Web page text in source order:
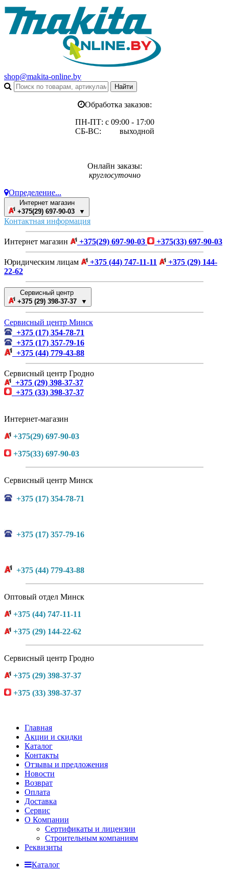
shop@makita-online.by
Обработка заказов:
ПН-ПТ: с 09:00 - 17:00
СБ-ВС: выходной
Онлайн заказы:
круглосуточно
Определение...
Интернет магазин
+375(29) 697-90-03 ▼
Контактная информация
Интернет магазин +375(29) 697-90-03 +375(33) 697-90-03
Юридическим лицам +375 (44) 747-11-11
+375 (29) 144-
22-62
Сервисный центр
+375 (29) 398-37-37 ▼
Сервисный центр Минск
+375 (17) 354-78-71
+375 (17) 357-79-16
+375 (44) 779-43-88
Сервисный центр Гродно
+375 (29) 398-37-37
+375 (33) 398-37-37
Интернет-магазин
+375(29) 697-90-03
+375(33) 697-90-03
Сервисный центр Минск
+375 (17) 354-78-71
+375 (17) 357-79-16
+375 (44) 779-43-88
Оптовый отдел Минск
+375 (44) 747-11-11
+375 (29) 144-22-62
Сервисный центр Гродно
+375 (29) 398-37-37
+375 (33) 398-37-37
Главная
Акции и скидки
Каталог
Контакты
Отзывы и предложения
Новости
Возврат
Оплата
Доставка
Сервис
О Компании
Сертификаты и лицензии
Строительным компаниям
Реквизиты
Каталог